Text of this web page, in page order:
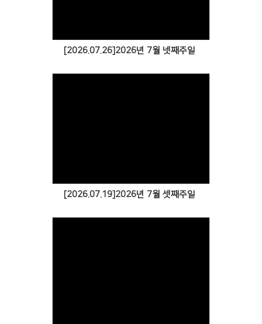
[2026.07.26]2026년 7월 넷째주일
[2026.07.19]2026년 7월 셋째주일